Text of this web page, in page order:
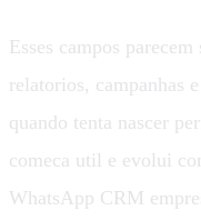
Esses campos
relatorios, campanhas
quando tenta nascer
comeca util e evolui
WhatsApp CRM